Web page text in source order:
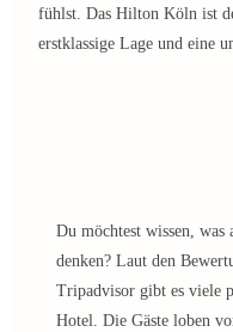
fühlst. Das Hilton Köln ist
erstklassige Lage und eine
Du möchtest wissen,
denken? Laut den
Tripadvisor gibt es viele
Hotel. Die Gäste loben